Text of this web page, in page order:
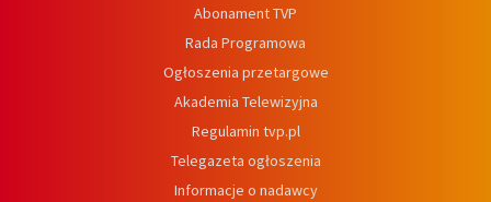
Abonament TVP
Rada Programowa
Ogłoszenia przetargowe
Akademia Telewizyjna
Regulamin tvp.pl
Telegazeta ogłoszenia
Informacje o nadawcy